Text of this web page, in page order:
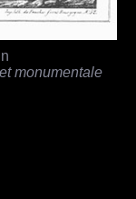
monumentale